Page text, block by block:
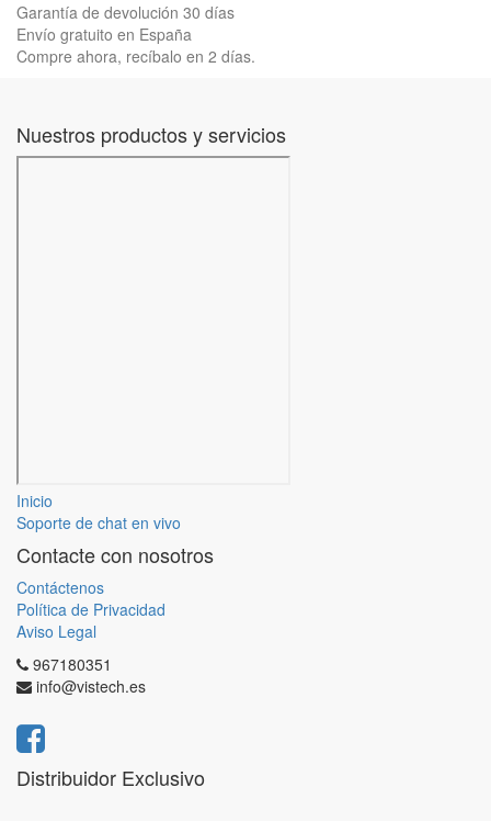
Garantía de devolución 30 días
Envío gratuito en España
Compre ahora, recíbalo en 2 días.
Nuestros productos y servicios
Inicio
Soporte de chat en vivo
Contacte con nosotros
Contáctenos
Política de Privacidad
Aviso Legal
967180351
info@vistech.es
Distribuidor Exclusivo